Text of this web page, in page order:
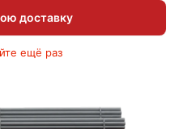
доставку
ещё раз